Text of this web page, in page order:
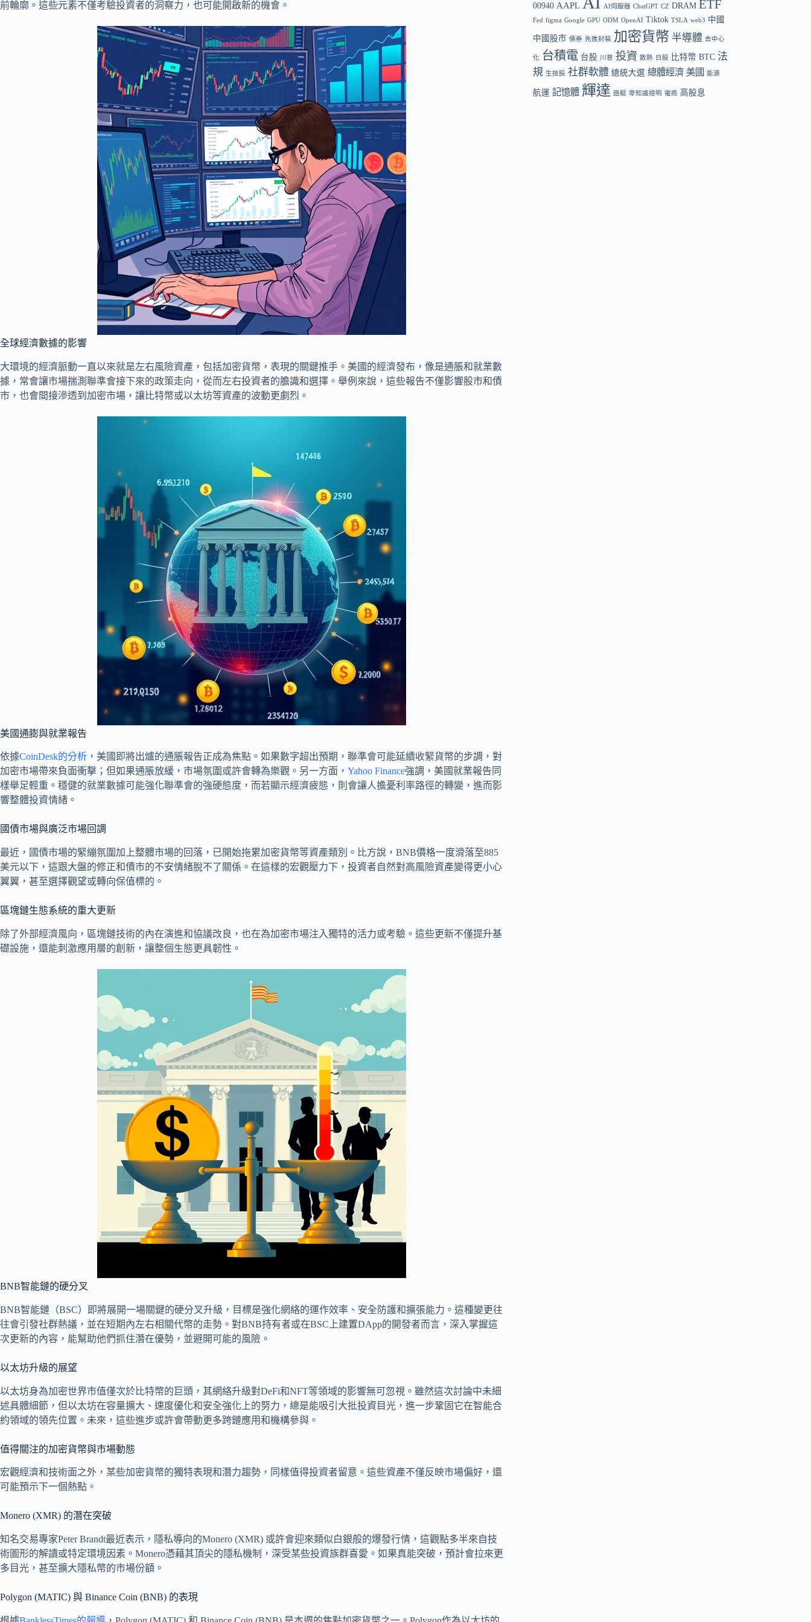
前輪廓。這些元素不僅考驗投資者的洞察力，也可能開啟新的機會。
全球經濟數據的影響
大環境的經濟脈動一直以來就是左右風險資產，包括加密貨幣，表現的關鍵推手。美國的經濟發布，像是通脹和就業數
據，常會讓市場揣測聯準會接下來的政策走向，從而左右投資者的膽識和選擇。舉例來說，這些報告不僅影響股市和債
市，也會間接滲透到加密市場，讓比特幣或以太坊等資產的波動更劇烈。
美國通膨與就業報告
依據CoinDesk的分析 ，美國即將出爐的通脹報告正成為焦點。如果數字超出預期，聯準會可能延續收緊貨幣的步調，對
加密市場帶來負面衝擊；但如果通脹放緩，市場氛圍或許會轉為樂觀。另一方面， Yahoo Finance強調，美國就業報告同
樣舉足輕重。穩健的就業數據可能強化聯準會的強硬態度，而若顯示經濟疲態，則會讓人擔憂利率路徑的轉變，進而影
響整體投資情緒。
國債市場與廣泛市場回調
最近，國債市場的緊繃氛圍加上整體市場的回落，已開始拖累加密貨幣等資產類別。比方說，BNB價格一度滑落至885
美元以下，這跟大盤的修正和債市的不安情緒脫不了關係。在這樣的宏觀壓力下，投資者自然對高風險資產變得更小心
翼翼，甚至選擇觀望或轉向保值標的。
區塊鏈生態系統的重大更新
除了外部經濟風向，區塊鏈技術的內在演進和協議改良，也在為加密市場注入獨特的活力或考驗。這些更新不僅提升基
礎設施，還能刺激應用層的創新，讓整個生態更具韌性。
BNB智能鏈的硬分叉
BNB智能鏈（BSC）即將展開一場關鍵的硬分叉升級，目標是強化網絡的運作效率、安全防護和擴張能力。這種變更往
往會引發社群熱議，並在短期內左右相關代幣的走勢。對BNB持有者或在BSC上建置DApp的開發者而言，深入掌握這
次更新的內容，能幫助他們抓住潛在優勢，並避開可能的風險。
以太坊升級的展望
以太坊身為加密世界市值僅次於比特幣的巨頭，其網絡升級對DeFi和NFT等領域的影響無可忽視。雖然這次討論中未細
述具體細節，但以太坊在容量擴大、速度優化和安全強化上的努力，總是能吸引大批投資目光，進一步鞏固它在智能合
約領域的領先位置。未來，這些進步或許會帶動更多跨鏈應用和機構參與。
值得關注的加密貨幣與市場動態
宏觀經濟和技術面之外，某些加密貨幣的獨特表現和潛力趨勢，同樣值得投資者留意。這些資產不僅反映市場偏好，還
可能預示下一個熱點。
Monero (XMR) 的潛在突破
知名交易專家Peter Brandt最近表示，隱私導向的Monero (XMR) 或許會迎來類似白銀般的爆發行情，這觀點多半來自技
術圖形的解讀或特定環境因素。Monero憑藉其頂尖的隱私機制，深受某些投資族群喜愛。如果真能突破，預計會拉來更
多目光，甚至擴大隱私幣的市場份額。
Polygon (MATIC) 與 Binance Coin (BNB) 的表現
00940 AAPL AI伺服器 ChatGPT CZ DRAM ETF
Fed figma Google GPU ODM OpenAI Tiktok TSLA web3 中國
中國股市 債券 先進封裝 加密貨幣 半導體 去中心
化 台積電 台股 川普 投資 散熱 日股 比特幣 BTC 法
規 生技股 社群軟體 總統大選 總體經濟 美國 能源
航運 記憶體 輝達 遊艇 零知識證明 電商 高股息